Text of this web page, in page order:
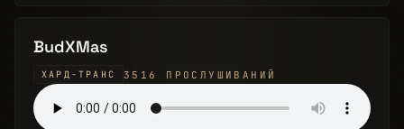
BudXMas
ХАРД-ТРАНС 3516 ПРОСЛУШИВАНИЙ